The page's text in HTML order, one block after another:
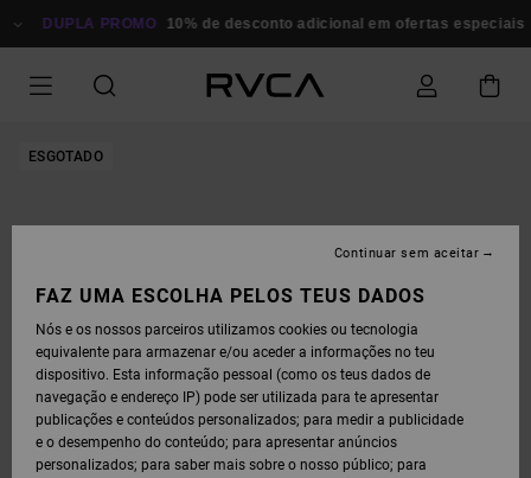
PARADUPLA PROMO 10% de desconto adicional em ofertas especiais
ESGOTADO
FAZ UMA ESCOLHA PELOS TEUS DADOS
Nós e os nossos parceiros utilizamos cookies ou tecnologia
equivalente para armazenar e/ou aceder a informações no teu
dispositivo. Esta informação pessoal (como os teus dados de
navegação e endereço IP) pode ser utilizada para te apresentar
publicações e conteúdos personalizados; para medir a publicidade
e o desempenho do conteúdo; para apresentar anúncios
personalizados; para saber mais sobre o nosso público; para
Continuar sem aceitar